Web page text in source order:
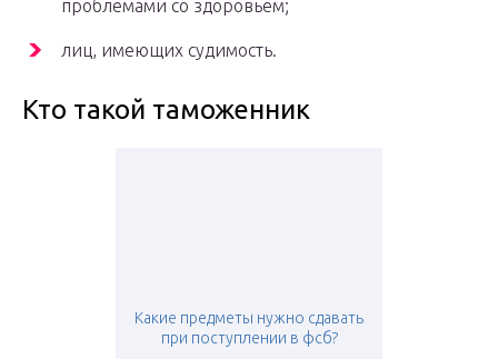
проблемами со здоровьем;
лиц, имеющих судимость.
Кто такой таможенник
Какие предметы нужно сдавать
при поступлении в фсб?